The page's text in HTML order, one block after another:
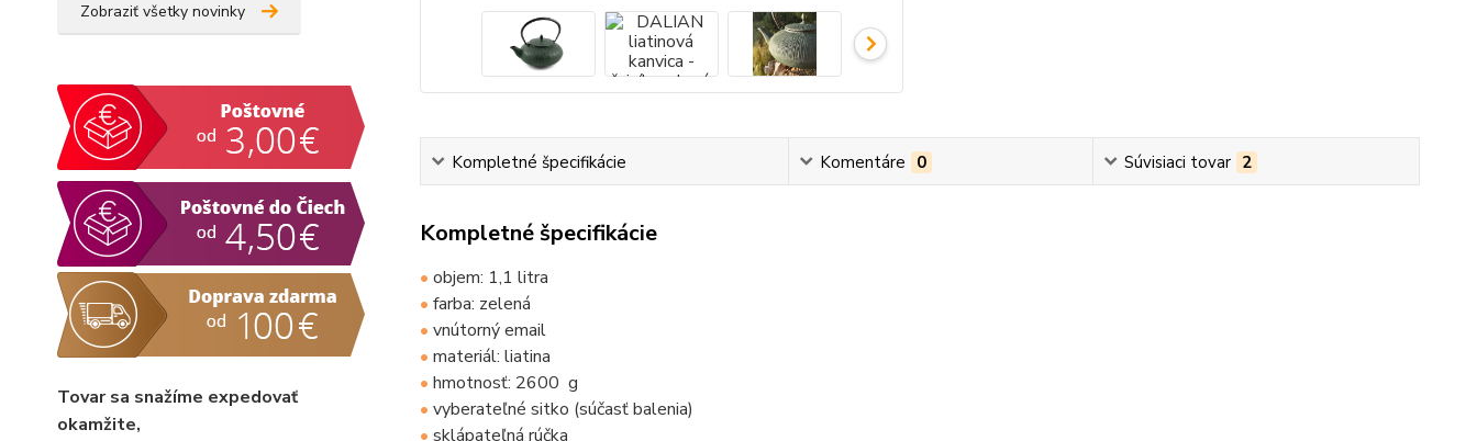
Zobraziť všetky novinky
Tovar sa snažíme expedovať
okamžite,
Kompletné špecifikácie Komentáre 0 Súvisiaci tovar 2
Kompletné špecifikácie
• objem: 1,1 litra
• farba: zelená
• vnútorný email
• materiál: liatina
• hmotnosť: 2600 g
• vyberateľné sitko (súčasť balenia)
• sklápateľná rúčka